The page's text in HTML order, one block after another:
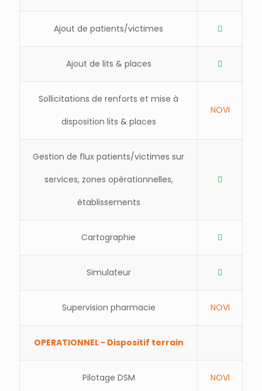
Ajout de patients/victimes
Ajout de lits & places
Sollicitations de renforts et mise à
disposition lits & places
NOVI
Gestion de flux patients/victimes sur
services, zones opérationnelles,
établissements
Cartographie
Simulateur
Supervision pharmacie NOVI
OPERATIONNEL - Dispositif terrain
Pilotage DSM NOVI